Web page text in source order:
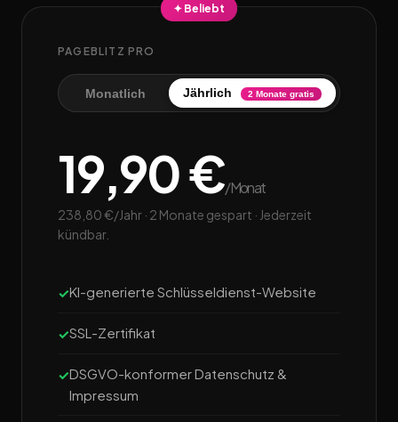
✦ Beliebt
PAGEBLITZ PRO
Monatlich Jährlich 2 Monate gratis
19,90 €/Monat
238,80 €/Jahr · 2 Monate gespart · Jederzeit
kündbar.
KI-generierte Schlüsseldienst-Website
SSL-Zertifikat
DSGVO-konformer Datenschutz &
Impressum